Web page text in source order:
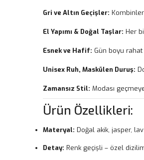
Gri ve Altın Geçişler:
El Yapımı & Doğal Taşlar: Her
Esnek ve Hafif: Gün boyu
Unisex Ruh, Maskülen Duruş:
Zamansız Stil: Modası
Ürün Özellikleri:
Materyal: Doğal akik, jasper, lav
Detay: Renk geçişli – özel